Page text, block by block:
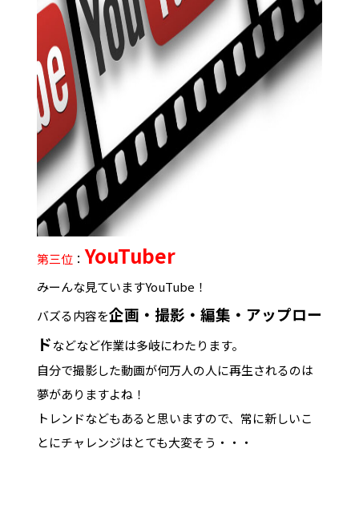
第三位： YouTuber
みーんな見ていますYouTube！
バズる内容を企画・撮影・編集・アップロー
ドなどなど作業は多岐にわたります。
自分で撮影した動画が何万人の人に再生されるのは
夢がありますよね！
トレンドなどもあると思いますので、常に新しいこ
とにチャレンジはとても大変そう・・・